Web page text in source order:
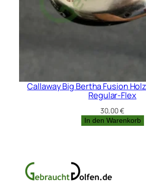
Callaway Big Bertha Fusion
Regular-Flex
30,00€
In den Warenkorb